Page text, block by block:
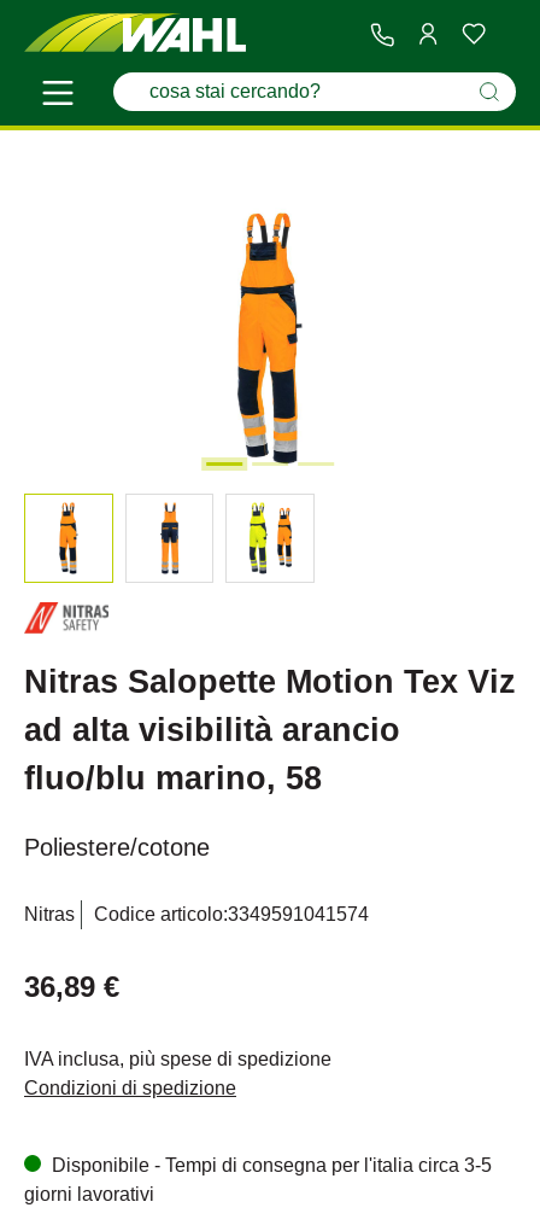
Nitras Salopette Motion Tex Viz
ad alta visibilità arancio
fluo/blu marino, 58
Poliestere/cotone
Nitras Codice articolo:3349591041574
36,89 €
IVA inclusa, più spese di spedizione
Condizioni di spedizione
Disponibile - Tempi di consegna per l'italia circa 3-5
giorni lavorativi